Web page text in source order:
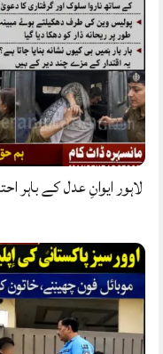
لاہور ایوانِ عدل کے باہر